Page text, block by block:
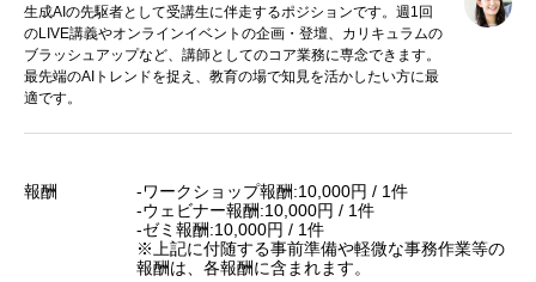
生成AIの先駆者として受講生に伴走するポジションです。週1回
のLIVE講義やオンラインイベントの企画・登壇、カリキュラムの
ブラッシュアップなど、講師としてのコア業務に専念できます。
最先端のAIトレンドを捉え、教育の場で知見を活かしたい方に最
適です。
報酬
-ワークショップ報酬:10,000円 / 1件
-ウェビナー報酬:10,000円 / 1件
-ゼミ報酬:10,000円 / 1件
※上記に付随する事前準備や軽微な事務作業等の
報酬は、各報酬に含まれます。